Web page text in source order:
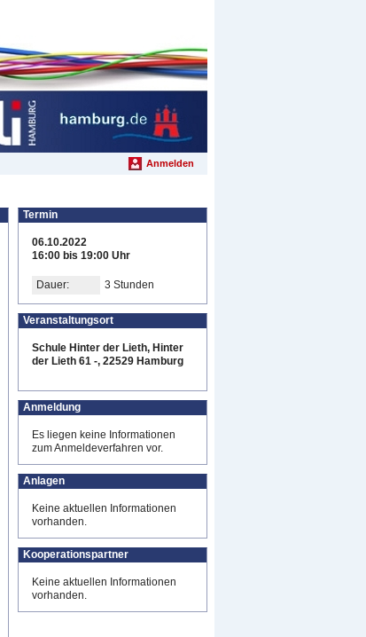
Anmelden
Termin
06.10.2022
16:00 bis 19:00 Uhr
Dauer: 3 Stunden
Veranstaltungsort
Schule Hinter der Lieth, Hinter
der Lieth 61 -, 22529 Hamburg
Anmeldung
Es liegen keine Informationen
zum Anmeldeverfahren vor.
Anlagen
Keine aktuellen Informationen
vorhanden.
Kooperationspartner
Keine aktuellen Informationen
vorhanden.